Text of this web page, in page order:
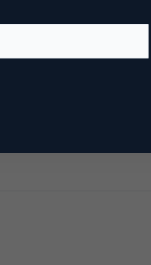
dienen.